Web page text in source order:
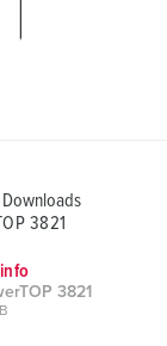
Downloads
3821
3821